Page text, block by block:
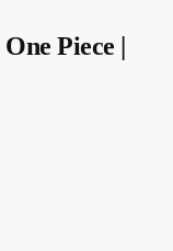
Piece |